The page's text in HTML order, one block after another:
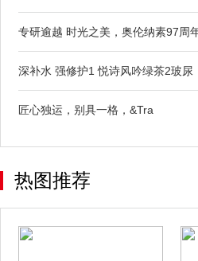
专研逾越 时光之美，奥伦纳素97周
深补水 强修护1 悦诗风吟绿茶2玻尿
匠心独运，别具一格，&Tra
热图推荐